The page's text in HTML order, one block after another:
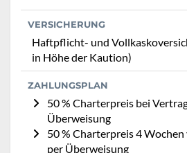
VERSICHERUNG
Haftpflicht- und
in Höhe der Kaution)
ZAHLUNGSPLAN
50 % Charterpreis bei
Überweisung
50 % Charterpreis 4
per Überweisung